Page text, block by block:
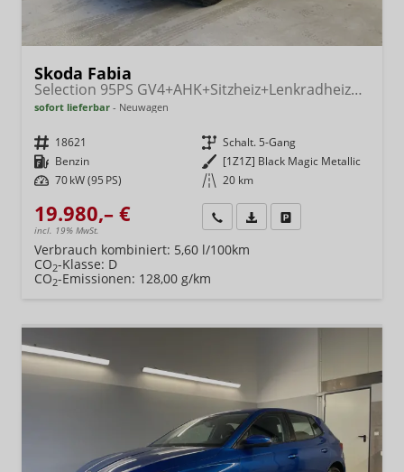
Skoda Fabia
Selection 95PS GV4+AHK+Sitzheiz+Lenkradheiz+Climatronic+Tempomat+PDC
sofort lieferbar Neuwagen
Fahrzeugnr. 18621 Getriebe Schalt. 5-Gang
Kraftstoff Benzin Außenfarbe [1Z1Z] Black Magic Metallic
Leistung 70 kW (95 PS) Kilometerstand 20 km
19.980,– €
incl. 19% MwSt.
Wir rufen Sie anFahrzeugexposé (PDF)
Verbrauch kombiniert: 5,60 l/100km
CO2-Klasse: D
CO2-Emissionen: 128,00 g/km